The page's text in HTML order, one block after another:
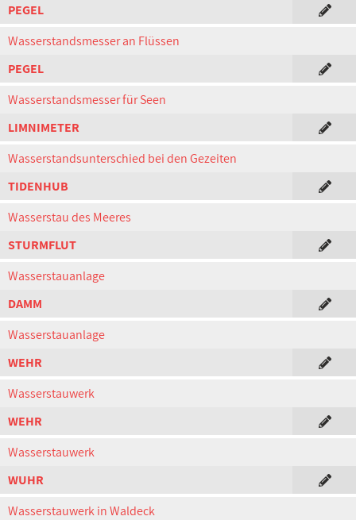
PEGEL
Wasserstandsmesser an Flüssen
PEGEL
Wasserstandsmesser für Seen
LIMNIMETER
Wasserstandsunterschied bei den Gezeiten
TIDENHUB
Wasserstau des Meeres
STURMFLUT
Wasserstauanlage
DAMM
Wasserstauanlage
WEHR
Wasserstauwerk
WEHR
Wasserstauwerk
WUHR
Wasserstauwerk in Waldeck